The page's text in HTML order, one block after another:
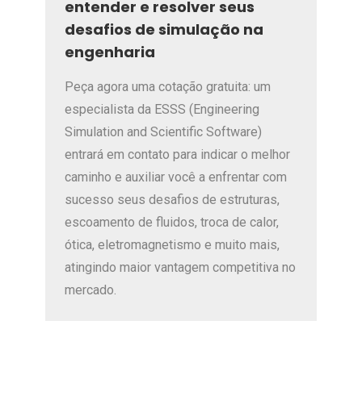
entender e resolver seus
desafios de simulação na
engenharia
Peça agora uma cotação gratuita: um
especialista da ESSS (Engineering
Simulation and Scientific Software)
entrará em contato para indicar o melhor
caminho e auxiliar você a enfrentar com
sucesso seus desafios de estruturas,
escoamento de fluidos, troca de calor,
ótica, eletromagnetismo e muito mais,
atingindo maior vantagem competitiva no
mercado.